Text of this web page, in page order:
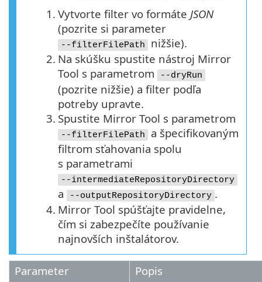
1. Vytvorte filter vo formáte JSON
(pozrite si parameter
--filterFilePath
nižšie).
2. Na skúšku spustite nástroj Mirror
Tool s parametrom
--dryRun
(pozrite nižšie) a filter podľa
potreby upravte.
3. Spustite Mirror Tool s parametrom
--filterFilePath
a špecifikovaným
filtrom sťahovania spolu
s parametrami
--intermediateRepositoryDirectory
a --outputRepositoryDirectory .
4. Mirror Tool spúšťajte pravidelne,
čím si zabezpečíte používanie
najnovších inštalátorov.
Parameter Popis